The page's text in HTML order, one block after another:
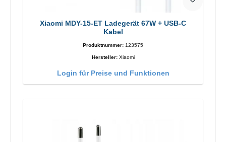
Xiaomi MDY-15-ET Ladegerät 67W + USB-C
Kabel
Produktnummer: 123575
Hersteller: Xiaomi
Login für Preise und Funktionen